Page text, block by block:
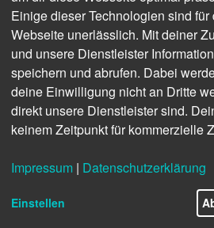
Einige dieser Technologien sind
Webseite unerlässlich. Mit deiner
und unsere Dienstleister
speichern und abrufen. Dabei
deine Einwilligung nicht an Dritte
direkt unsere Dienstleister sind.
keinem Zeitpunkt für kommerzielle
Impressum | Datenschutzerklärung
Einstellen